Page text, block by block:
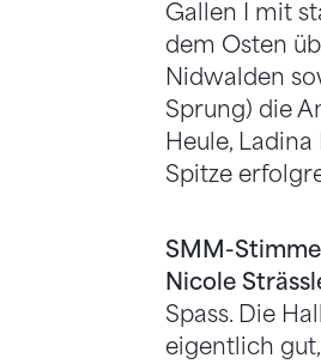
Gallen I mit
dem Osten
Nidwalden
Sprung) die
Heule,
Spitze
SMM-
Nicole
Spass. Die
eigentlich